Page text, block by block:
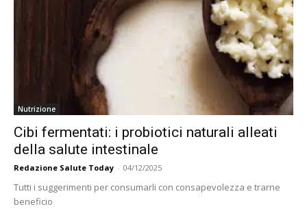
Nutrizione
Cibi fermentati: i probiotici naturali alleati
della salute intestinale
Redazione Salute Today - 04/12/2025
Tutti i suggerimenti per consumarli con consapevolezza e trarne
beneficio